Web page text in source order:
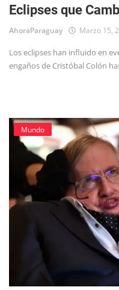
Eclipses que
AhoraParaguay Marzo 15,
Los eclipses han influido en
engaños de Cristóbal Colón
Mundo